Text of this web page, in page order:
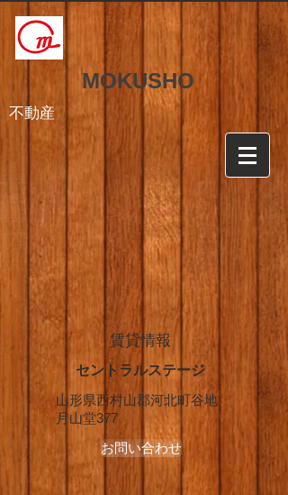
MOKUSHO
不動産
賃貸情報
セントラルステージ
山形県西村山郡河北町谷地
月山堂377
お問い合わせ